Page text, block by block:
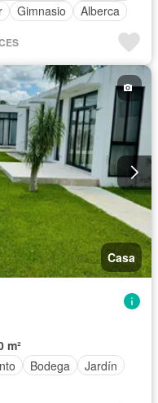
Gimnasio
Alberca
Casa
m²
Bodega
Jardín